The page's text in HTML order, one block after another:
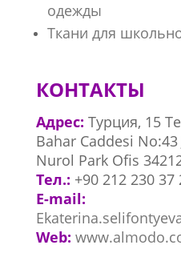
одежды
Ткани для
КОНТАКТЫ
Адрес: Турция, 15
Bahar Caddesi No:43
Nurol Park Ofis
Тел.: +90 212 230 37
E-mail:
Web: